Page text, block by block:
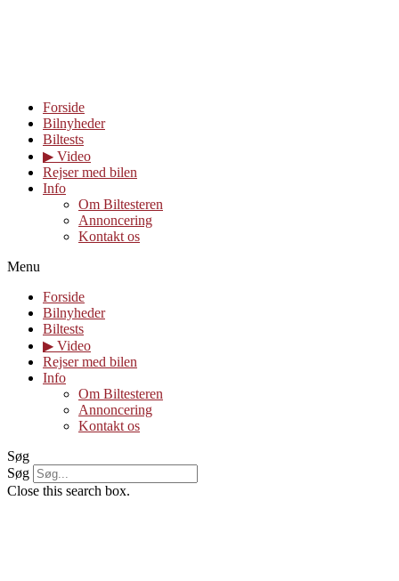
Forside
Bilnyheder
Biltests
▶︎ Video
Rejser med bilen
Info
Om Biltesteren
Annoncering
Kontakt os
Menu
Forside
Bilnyheder
Biltests
▶︎ Video
Rejser med bilen
Info
Om Biltesteren
Annoncering
Kontakt os
Søg
Søg
Close this search box.